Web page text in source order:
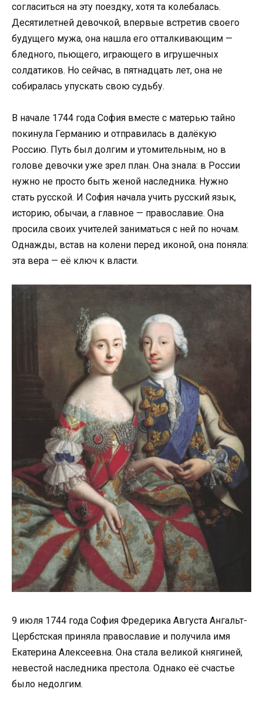
согласиться на эту поездку, хотя та колебалась.
Десятилетней девочкой, впервые встретив своего
будущего мужа, она нашла его отталкивающим —
бледного, пьющего, играющего в игрушечных
солдатиков. Но сейчас, в пятнадцать лет, она не
собиралась упускать свою судьбу.
В начале 1744 года София вместе с матерью тайно
покинула Германию и отправилась в далёкую
Россию. Путь был долгим и утомительным, но в
голове девочки уже зрел план. Она знала: в России
нужно не просто быть женой наследника. Нужно
стать русской. И София начала учить русский язык,
историю, обычаи, а главное — православие. Она
просила своих учителей заниматься с ней по ночам.
Однажды, встав на колени перед иконой, она поняла:
эта вера — её ключ к власти.
9 июля 1744 года София Фредерика Августа Ангальт-
Цербстская приняла православие и получила имя
Екатерина Алексеевна. Она стала великой княгиней,
невестой наследника престола. Однако её счастье
было недолгим.